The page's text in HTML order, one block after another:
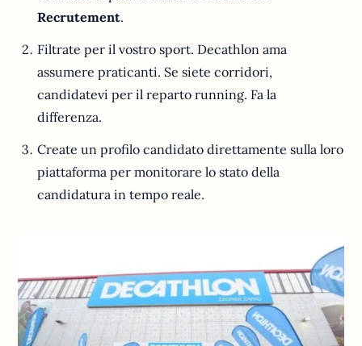
Recrutement.
Filtrate per il vostro sport. Decathlon ama
assumere praticanti. Se siete corridori,
candidatevi per il reparto running. Fa la
differenza.
Create un profilo candidato direttamente sulla loro
piattaforma per monitorare lo stato della
candidatura in tempo reale.